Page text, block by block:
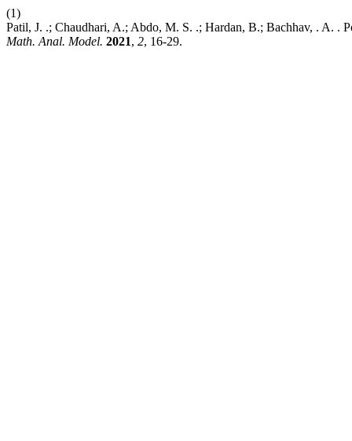
(1)
Patil, J. .; Chaudhari, A.; Abdo, M. S. .; Hardan, B.; Bachhav, . A. .
Math. Anal. Model. 2021, 2, 16-29.